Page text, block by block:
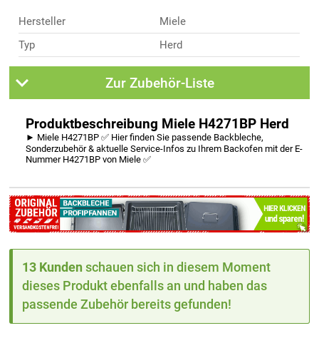
Hersteller
Miele
Typ
Herd
Zur Zubehör-Liste
Produktbeschreibung Miele H4271BP Herd
► Miele H4271BP ✅ Hier finden Sie passende Backbleche,
Sonderzubehör & aktuelle Service-Infos zu Ihrem Backofen mit der E-
Nummer H4271BP von Miele ✅
13 Kunden schauen sich in diesem Moment
dieses Produkt ebenfalls an und haben das
passende Zubehör bereits gefunden!